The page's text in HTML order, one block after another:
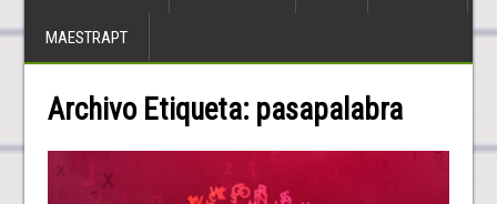
MAESTRAPT
Archivo Etiqueta: pasapalabra